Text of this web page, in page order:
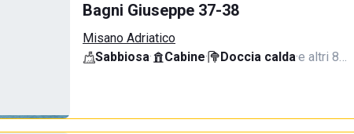
Bagni Giuseppe 37-38
Misano Adriatico
Sabbiosa· Cabine· Doccia calda·e altri 8…